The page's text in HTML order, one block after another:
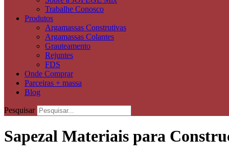
Trabalhe Conosco
Produtos
Argamassas Construtivas
Argamassas Colantes
Grauteamento
Rejuntes
FDS
Onde Comprar
Parceiras + massa
Blog
Pesquisar
Sapezal Materiais para